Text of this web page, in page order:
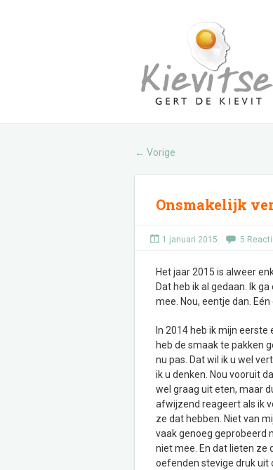
← Vorige
Onsmakelijk
1 januari 2015 5
Het jaar 2015 is alweer
Dat heb ik al gedaan. Ik
mee. Nou, eentje dan.
In 2014 heb ik mijn
heb de smaak te pakken
nu pas. Dat wil ik u wel
ik u denken. Nou vooruit
wel graag uit eten, maar
afwijzend reageert als ik
ze dat hebben. Niet van
vaak genoeg geprobeerd
niet mee. En dat lieten ze
oefenden stevige druk uit